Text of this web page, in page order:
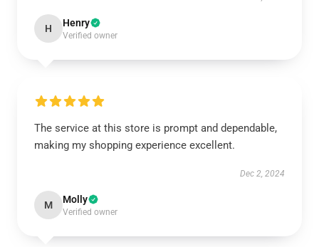
H Henry
Verified owner
The service at this store is prompt and dependable,
making my shopping experience excellent.
Dec 2, 2024
M Molly
Verified owner